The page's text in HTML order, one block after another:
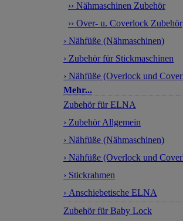
›› Nähmaschinen Zubehör
›› Over- u. Coverlock Zubehör
› Nähfüße (Nähmaschinen)
› Zubehör für Stickmaschinen
› Nähfüße (Overlock und
Mehr...
Zubehör für ELNA
› Zubehör Allgemein
› Nähfüße (Nähmaschinen)
› Nähfüße (Overlock und
› Stickrahmen
› Anschiebetische ELNA
Zubehör für Baby Lock